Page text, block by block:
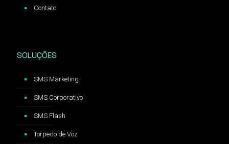
Contato
SOLUÇÕES
SMS Marketing
SMS Corporativo
SMS Flash
Torpedo de Voz